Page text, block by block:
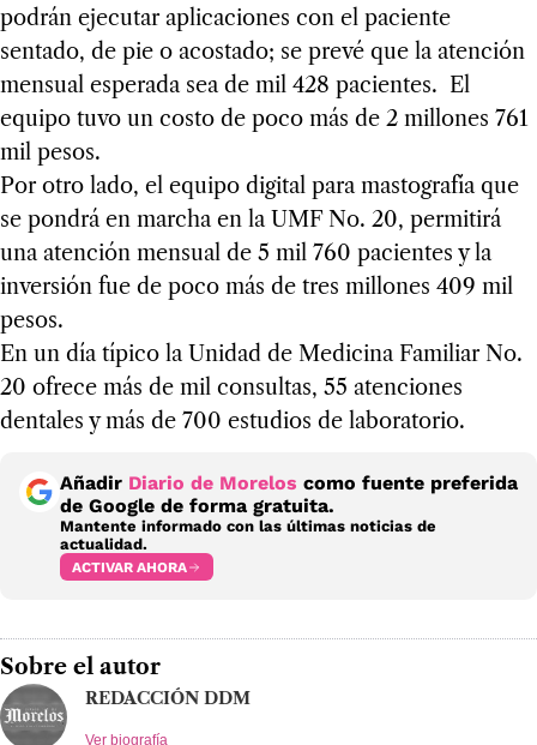
podrán ejecutar aplicaciones con el paciente
sentado, de pie o acostado; se prevé que la atención
mensual esperada sea de mil 428 pacientes. El
equipo tuvo un costo de poco más de 2 millones 761
mil pesos.
Por otro lado, el equipo digital para mastografía que
se pondrá en marcha en la UMF No. 20, permitirá
una atención mensual de 5 mil 760 pacientes y la
inversión fue de poco más de tres millones 409 mil
pesos.
En un día típico la Unidad de Medicina Familiar No.
20 ofrece más de mil consultas, 55 atenciones
dentales y más de 700 estudios de laboratorio.
Añadir Diario de Morelos como fuente preferida
de Google de forma gratuita.
Mantente informado con las últimas noticias de
actualidad.
ACTIVAR AHORA
Sobre el autor
REDACCIÓN DDM
Ver biografía